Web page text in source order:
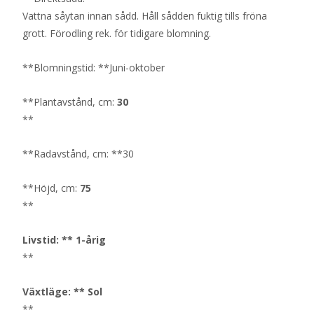
Vattna såytan innan sådd. Håll sådden fuktig tills fröna
grott. Förodling rek. för tidigare blomning.
**Blomningstid: **Juni-oktober
**Plantavstånd, cm: 30
**
**Radavstånd, cm: **30
**Höjd, cm: 75
**
Livstid: ** 1-årig
**
Växtläge: ** Sol
**